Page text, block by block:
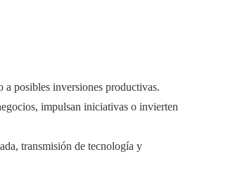
a posibles inversiones productivas.
impulsan iniciativas o invierten
transmisión de tecnología y